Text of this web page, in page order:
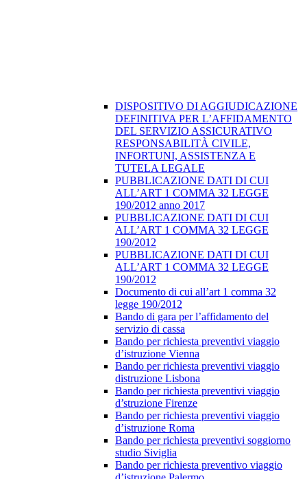
DISPOSITIVO DI AGGIUDICAZIONE
DEFINITIVA PER L’AFFIDAMENTO
DEL SERVIZIO ASSICURATIVO
RESPONSABILITÀ CIVILE,
INFORTUNI, ASSISTENZA E
TUTELA LEGALE
PUBBLICAZIONE DATI DI CUI
ALL’ART 1 COMMA 32 LEGGE
190/2012 anno 2017
PUBBLICAZIONE DATI DI CUI
ALL’ART 1 COMMA 32 LEGGE
190/2012
PUBBLICAZIONE DATI DI CUI
ALL’ART 1 COMMA 32 LEGGE
190/2012
Documento di cui all’art 1 comma 32
legge 190/2012
Bando di gara per l’affidamento del
servizio di cassa
Bando per richiesta preventivi viaggio
d’istruzione Vienna
Bando per richiesta preventivi viaggio
distruzione Lisbona
Bando per richiesta preventivi viaggio
d’struzione Firenze
Bando per richiesta preventivi viaggio
d’istruzione Roma
Bando per richiesta preventivi soggiorno
studio Siviglia
Bando per richiesta preventivo viaggio